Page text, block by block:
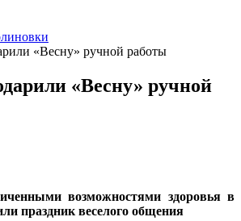
«Весну» ручной работы
«Весну» ручной
возможностями здоровья в
праздник веселого общения